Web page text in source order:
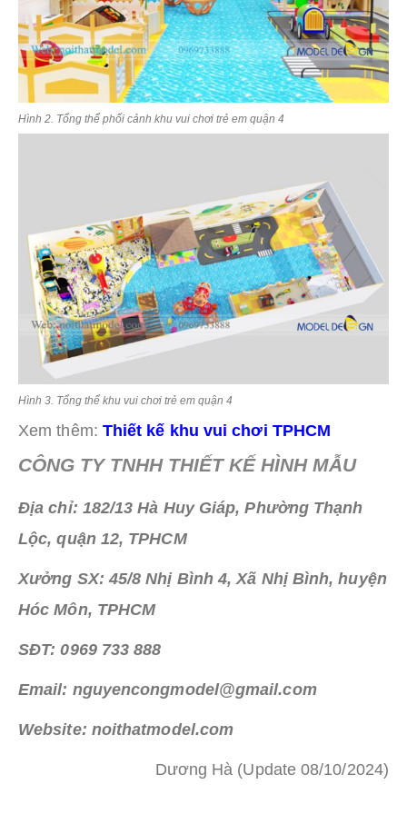
Hình 2. Tổng thể phối cảnh khu vui chơi trẻ em quận 4
Hình 3. Tổng thể khu vui chơi trẻ em quận 4
Xem thêm: Thiết kế khu vui chơi TPHCM
CÔNG TY TNHH THIẾT KẾ HÌNH MẪU
Địa chỉ: 182/13 Hà Huy Giáp, Phường Thạnh
Lộc, quận 12, TPHCM
Xưởng SX: 45/8 Nhị Bình 4, Xã Nhị Bình, huyện
Hóc Môn, TPHCM
SĐT: 0969 733 888
Email: nguyencongmodel@gmail.com
Website: noithatmodel.com
Dương Hà (Update 08/10/2024)